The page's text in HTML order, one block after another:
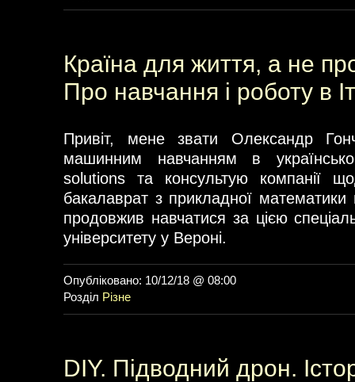
Країна для життя, а не
Про навчання і роботу в
Привіт, мене звати Олександр
машинним навчанням в
solutions та консультую компанії
бакалаврат з прикладної
продовжив навчатися за цією
університету у Вероні.
Опубліковано: 10/12/18 @ 08:00
Розділ Різне
DIY. Підводний дрон.